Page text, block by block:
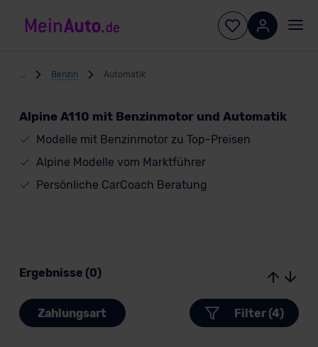
Benzin Automatik
Alpine A110 mit Benzinmotor und Automatik
Modelle mit Benzinmotor zu Top-Preisen
Alpine Modelle vom Marktführer
Persönliche CarCoach Beratung
Ergebnisse (0)
Zahlungsart Filter (4)